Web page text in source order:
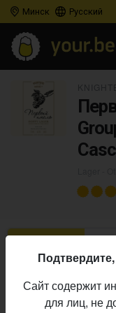
Минск Русский
Пивоварня:
Сайт содержит
для лиц, не